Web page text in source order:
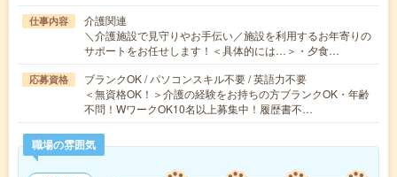
仕事内容
介護関連
＼介護施設で見守りやお手伝い／施設を利用するお年寄りの
サポートをお任せします！＜具体的には…＞・夕食…
応募資格
ブランクOK / パソコンスキル不要 / 英語力不要
＜無資格OK！＞介護の経験をお持ちの方ブランクOK・年齢
不問！WワークOK10名以上募集中！履歴書不…
職場の雰囲気